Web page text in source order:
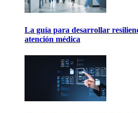
La guía para desarrollar
atención médica